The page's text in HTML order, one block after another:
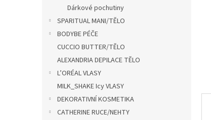
Dárkové pochutiny
SPARITUAL MANI/TĚLO
BODYBE PÉČE
CUCCIO BUTTER/TĚLO
ALEXANDRIA DEPILACE TĚLO
L’ORÉAL VLASY
MILK_SHAKE Icy VLASY
DEKORATIVNÍ KOSMETIKA
CATHERINE RUCE/NEHTY